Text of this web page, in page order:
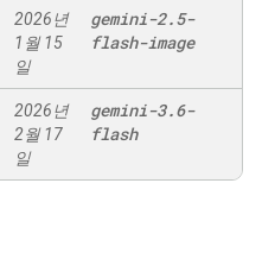
2026년
1월 15
일
gemini-2.5-
flash-image
2026년
2월 17
일
gemini-3.6-
flash